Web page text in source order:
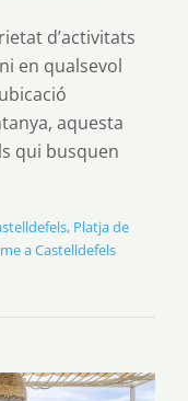
d’activitats
en qualsevol
aquesta
qui busquen
, Platja de
a Castelldefels